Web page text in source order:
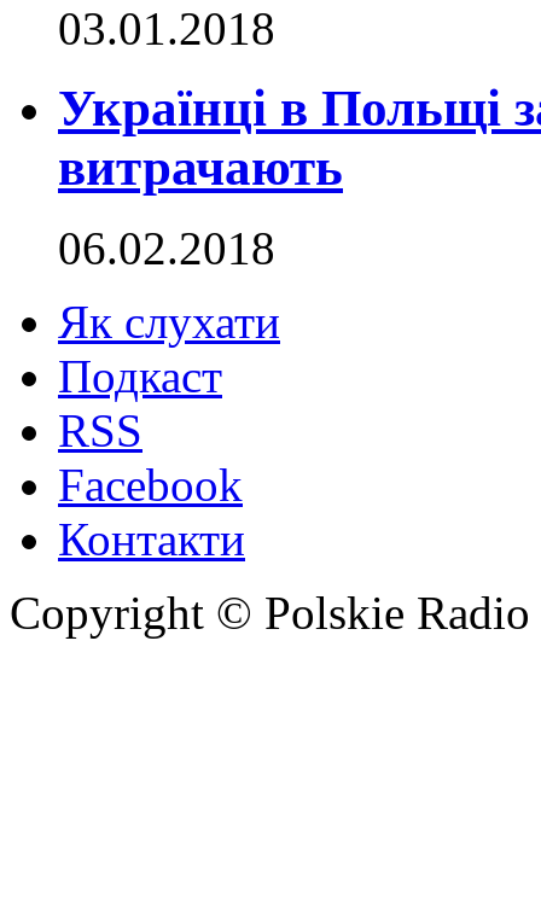
03.01.2018
Українці в Польщі
витрачають
06.02.2018
Як слухати
Подкаст
RSS
Facebook
Контакти
Copyright © Polskie